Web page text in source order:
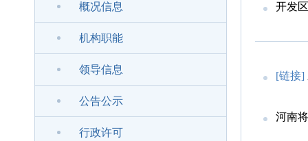
概况信息
机构职能
领导信息
公告公示
行政许可
开发
[链接]
河南